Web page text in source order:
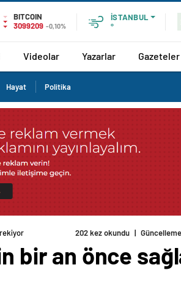
BITCOIN
3099209 -0,10%
İSTANBUL
°
Videolar Yazarlar Gazeteler
Hayat Politika
202 kez okundu |
bir an önce